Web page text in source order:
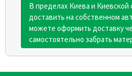
В пределах Киева и
доставить на собственном
можете оформить доставку
самостоятельно забрать